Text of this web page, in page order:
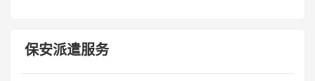
保安派遣服务